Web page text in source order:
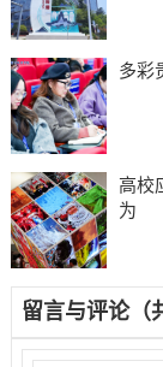
高校
为
留言与评论（